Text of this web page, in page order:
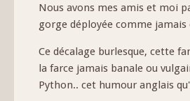
Nous avons mes amis et moi
gorge déployée comme
Ce décalage burlesque, cette
la farce jamais banale ou
Python.. cet humour anglais